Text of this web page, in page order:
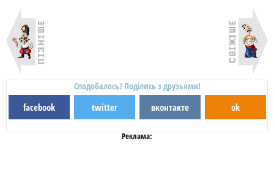
Сподобалось? Поділись з друзьями!
facebook twitter вконтакте ok
Реклама: